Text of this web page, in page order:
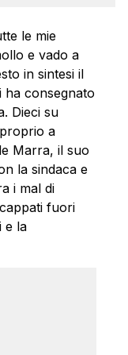
le mie
e vado a
in sintesi il
ha consegnato
Dieci su
a
Marra, il suo
la sindaca e
i mal di
fuori
e la